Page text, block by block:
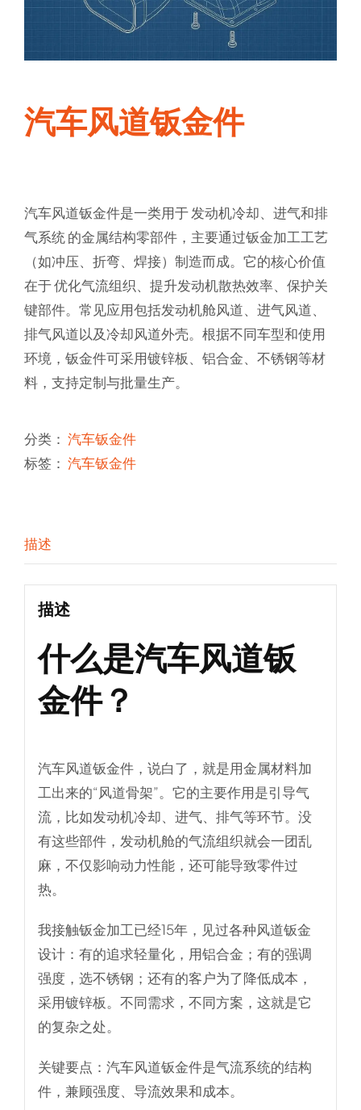
汽车风道钣金件
汽车风道钣金件是一类用于发动机冷却、进气和排
气系统的金属结构零部件，主要通过钣金加工工艺
（如冲压、折弯、焊接）制造而成。它的核心价值
在于优化气流组织、提升发动机散热效率、保护关
键部件。常见应用包括发动机舱风道、进气风道、
排气风道以及冷却风道外壳。根据不同车型和使用
环境，钣金件可采用镀锌板、铝合金、不锈钢等材
料，支持定制与批量生产。
分类： 汽车钣金件
标签： 汽车钣金件
描述
描述
什么是汽车风道钣
金件？
汽车风道钣金件，说白了，就是用金属材料加
工出来的“风道骨架”。它的主要作用是引导气
流，比如发动机冷却、进气、排气等环节。没
有这些部件，发动机舱的气流组织就会一团乱
麻，不仅影响动力性能，还可能导致零件过
热。
我接触钣金加工已经15年，见过各种风道钣金
设计：有的追求轻量化，用铝合金；有的强调
强度，选不锈钢；还有的客户为了降低成本，
采用镀锌板。不同需求，不同方案，这就是它
的复杂之处。
关键要点：汽车风道钣金件是气流系统的结构
件，兼顾强度、导流效果和成本。